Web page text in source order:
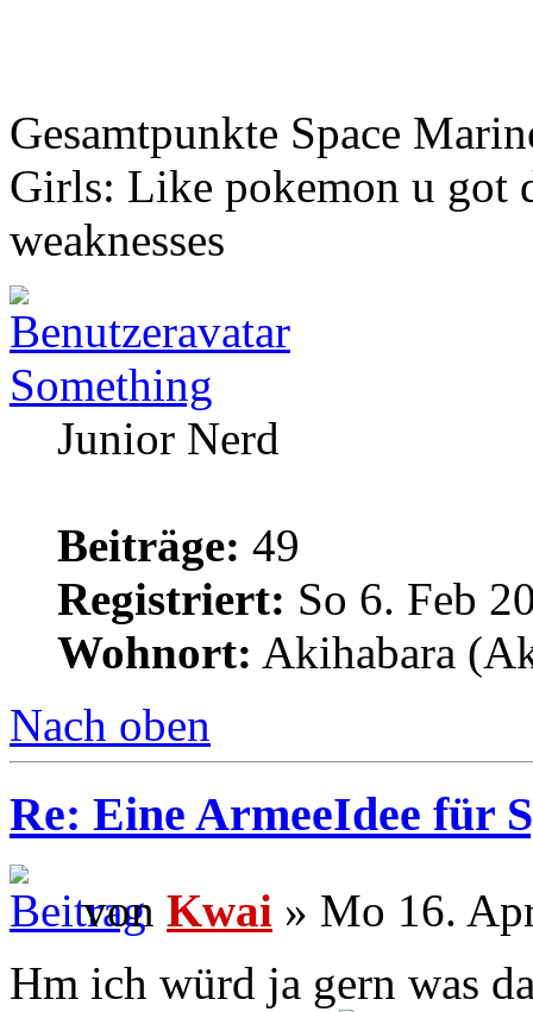
Gesamtpunkte Space
Girls: Like pokemon u got
weaknesses
Something
Junior Nerd
Beiträge: 49
Registriert: So 6. Feb
Wohnort: Akihabara
Nach oben
Re: Eine ArmeeIdee für
von Kwai » Mo 16.
Hm ich würd ja gern was